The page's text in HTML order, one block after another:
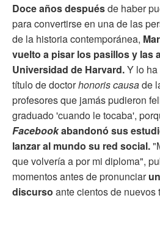
Doce años despuésde haber
para convertirse en una de las
de la historia contemporánea,
vuelto a pisar los pasillos y las
Universidad de Harvard.Y lo
título de doctorhonoris causade
profesores que jamás pudieron
graduado 'cuando le tocaba',
Facebookabandonó sus
lanzar al mundo su red social.
que volvería a por mi diploma",
momentos antes de pronunciar
discurso ante cientos de nuevos